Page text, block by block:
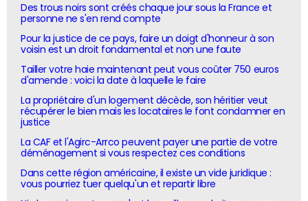
Des trous noirs sont créés chaque jour sous la France et
personne ne s'en rend compte
Pour la justice de ce pays, faire un doigt d'honneur à son
voisin est un droit fondamental et non une faute
Tailler votre haie maintenant peut vous coûter 750 euros
d'amende : voici la date à laquelle le faire
La propriétaire d'un logement décède, son héritier veut
récupérer le bien mais les locataires le font condamner en
justice
La CAF et l'Agirc-Arrco peuvent payer une partie de votre
déménagement si vous respectez ces conditions
Dans cette région américaine, il existe un vide juridique :
vous pourriez tuer quelqu'un et repartir libre